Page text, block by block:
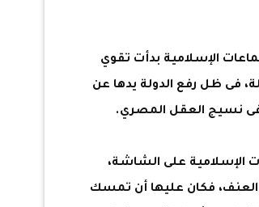
الإسلامية بدأت تقوي
الدولة، فى ظل رفع الدولة يدها عن
فى نسيج العقل المصري.
الإسلامية على الشاشة،
فكان عليها أن تمسك